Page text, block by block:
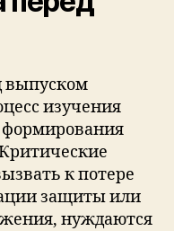
выпуском
изучения
формирования
к потере
защиты или
нуждаются